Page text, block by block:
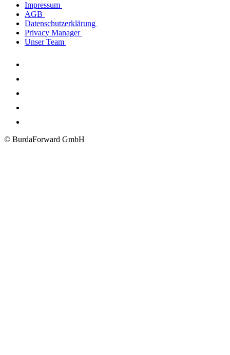
Impressum
AGB
Datenschutzerklärung
Privacy Manager
Unser Team
© BurdaForward GmbH